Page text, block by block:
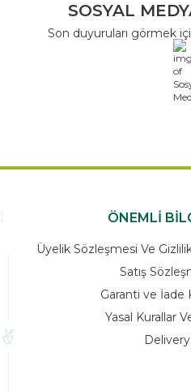
SOSYAL
Son duyuruları görmek
ÖNEMLİ
Üyelik Sözleşmesi Ve
Satış
Garanti ve İade
Yasal Kurallar
Delivery